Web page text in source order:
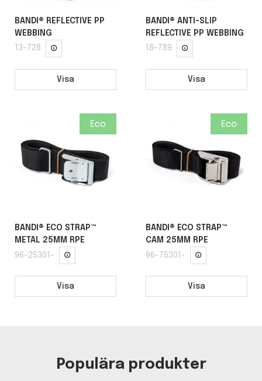
BANDI® REFLECTIVE PP
WEBBING
13-728
Visa
BANDI® ANTI-SLIP
REFLECTIVE PP WEBBING
18-789
Visa
BANDI® ECO STRAP™
METAL 25MM RPE
96-25301-
Visa
BANDI® ECO STRAP™
CAM 25MM RPE
96-75301-
Visa
Populära produkter